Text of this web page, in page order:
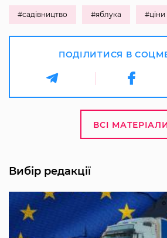
#садівництво #яблука #ціни
ПОДІЛИТИСЯ В
ВСІ
Вибір редакції